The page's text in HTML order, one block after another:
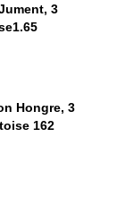
3
Hongre, 3
162